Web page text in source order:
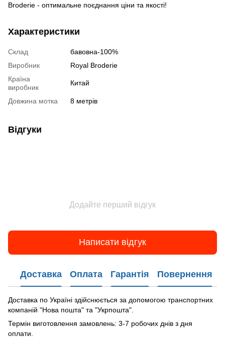
Broderie - оптимальне поєднання ціни та якості!
Характеристики
Склад
бавовна-100%
Виробник
Royal Broderie
Країна
виробник
Китай
Довжина мотка 8 метрів
Відгуки
Додайте перший відгук
Написати відгук
Доставка Оплата Гарантія Повернення
Доставка по Україні здійснюється за допомогою транспортних
компаній "Нова пошта" та "Укрпошта".
Термін виготовлення замовлень: 3-7 робочих днів з дня
оплати.